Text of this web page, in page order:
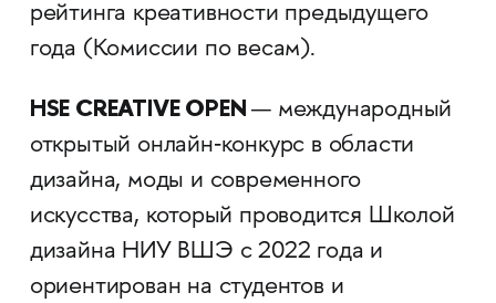
рейтинга креативности предыдущего
года (Комиссии по весам).
HSE CREATIVE OPEN— международный
открытый онлайн‑конкурс в области
дизайна, моды и современного
искусства, который проводится Школой
дизайна НИУ ВШЭ с 2022 года и
ориентирован на студентов и